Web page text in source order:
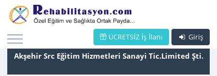
Giriş
ÜCRETSİZ İş İlanı
Akşehir Src Eğitim Hizmetleri Sanayi Tic.Limited Şti.